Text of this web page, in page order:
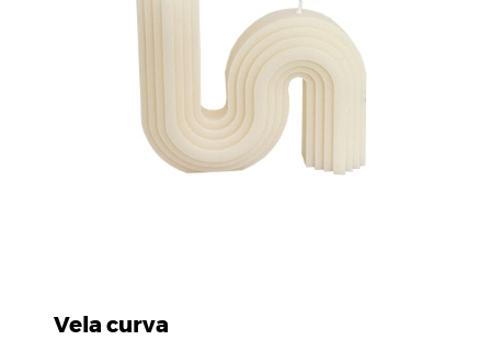
Vela curva